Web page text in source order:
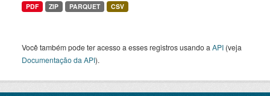
PDF ZIP PARQUET CSV
Você também pode ter acesso a esses registros usando a API (veja
Documentação da API).